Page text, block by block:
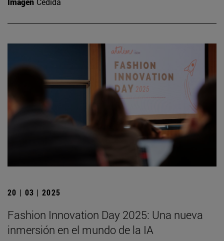
20 | 03 | 2025
Fashion Innovation Day 2025: Una nueva
inmersión en el mundo de la IA